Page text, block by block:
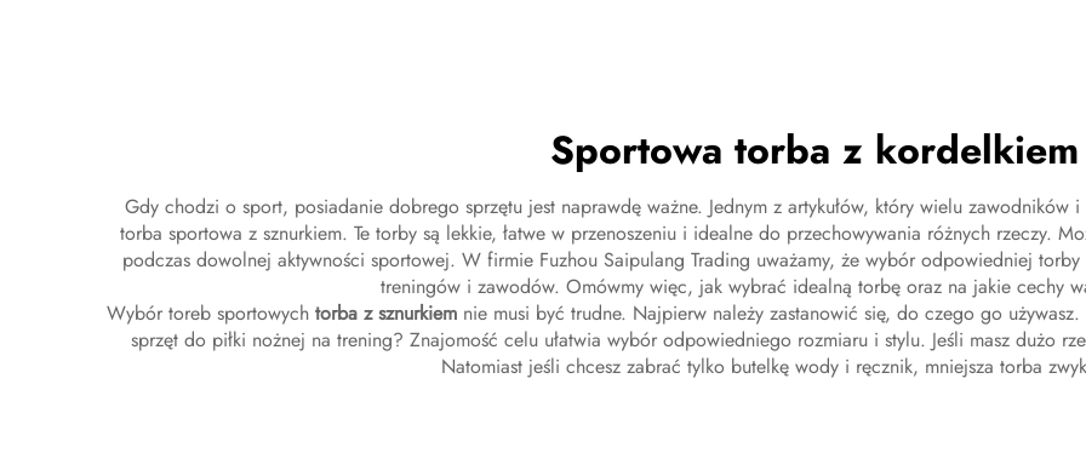
Sportowa torba z kordelkiem
Gdy chodzi o sport, posiadanie dobrego sprzętu jest naprawdę ważne. Jednym z artykułów, który wielu zawodników
torba sportowa z sznurkiem. Te torby są lekkie, łatwe w przenoszeniu i idealne do przechowywania różnych rzeczy.
podczas dowolnej aktywności sportowej. W firmie Fuzhou Saipulang Trading uważamy, że wybór odpowiedniej
treningów i zawodów. Omówmy więc, jak wybrać idealną torbę oraz na jakie cechy
Wybór toreb sportowych torba z sznurkiem nie musi być trudne. Najpierw należy zastanowić się, do czego go
sprzęt do piłki nożnej na trening? Znajomość celu ułatwia wybór odpowiedniego rozmiaru i stylu. Jeśli masz dużo
Natomiast jeśli chcesz zabrać tylko butelkę wody i ręcznik, mniejsza torba